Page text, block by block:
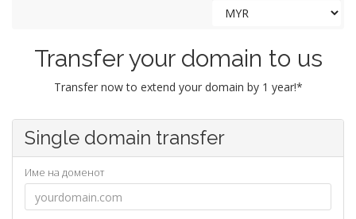
Transfer your domain to us
Transfer now to extend your domain by 1 year!*
Single domain transfer
Име на доменот